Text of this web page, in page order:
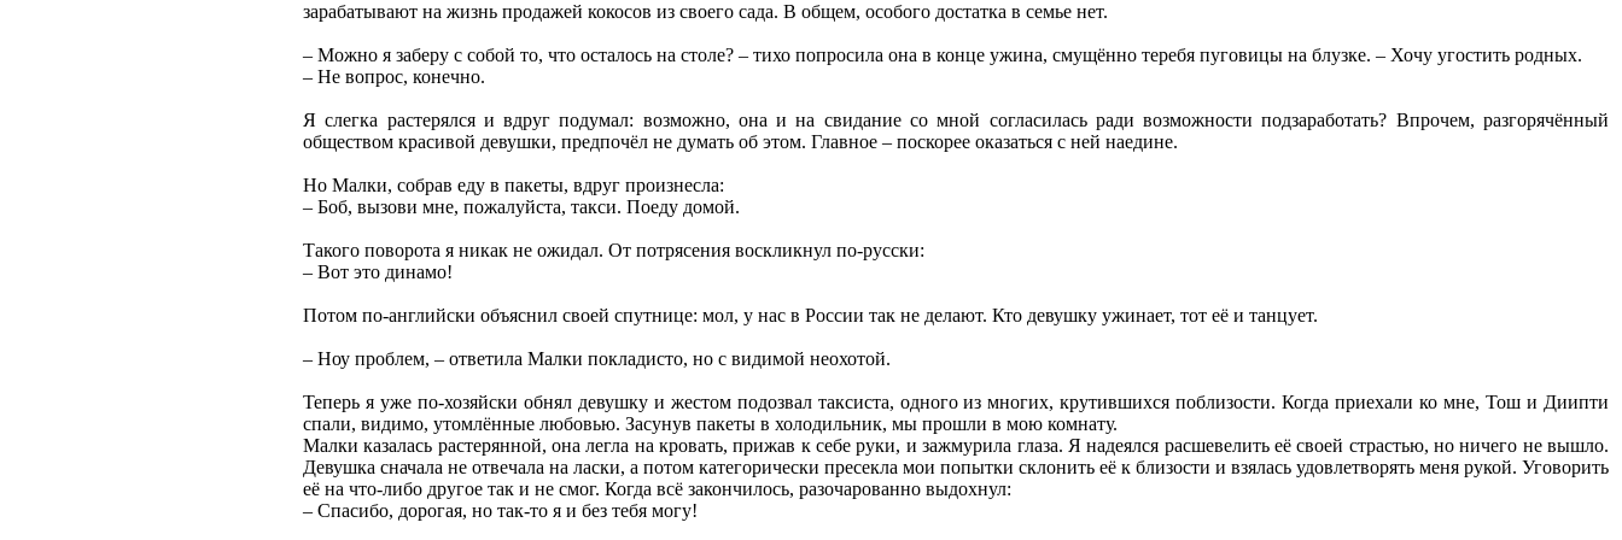
зарабатывают на жизнь продажей кокосов из своего сада. В общем, особого достатка в семье нет.
– Можно я заберу с собой то, что осталось на столе? – тихо попросила она в конце ужина, смущённо теребя пуговицы на блузке. – Хочу угостить родных.
– Не вопрос, конечно.
Я слегка растерялся и вдруг подумал: возможно, она и на свидание со мной согласилась ради возможности подзаработать? Впрочем, разгорячённый
обществом красивой девушки, предпочёл не думать об этом. Главное – поскорее оказаться с ней наедине.
Но Малки, собрав еду в пакеты, вдруг произнесла:
– Боб, вызови мне, пожалуйста, такси. Поеду домой.
Такого поворота я никак не ожидал. От потрясения воскликнул по-русски:
– Вот это динамо!
Потом по-английски объяснил своей спутнице: мол, у нас в России так не делают. Кто девушку ужинает, тот её и танцует.
– Ноу проблем, – ответила Малки покладисто, но с видимой неохотой.
Теперь я уже по-хозяйски обнял девушку и жестом подозвал таксиста, одного из многих, крутившихся поблизости. Когда приехали ко мне, Тош и Диипти
спали, видимо, утомлённые любовью. Засунув пакеты в холодильник, мы прошли в мою комнату.
Малки казалась растерянной, она легла на кровать, прижав к себе руки, и зажмурила глаза. Я надеялся расшевелить её своей страстью, но ничего не вышло.
Девушка сначала не отвечала на ласки, а потом категорически пресекла мои попытки склонить её к близости и взялась удовлетворять меня рукой. Уговорить
её на что-либо другое так и не смог. Когда всё закончилось, разочарованно выдохнул:
– Спасибо, дорогая, но так-то я и без тебя могу!